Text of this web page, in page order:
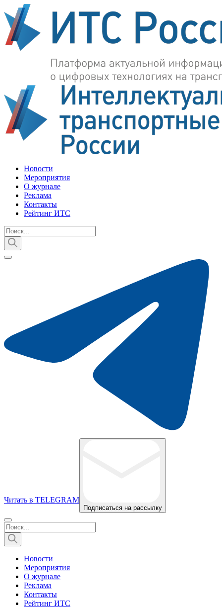
Новости
Мероприятия
О журнале
Реклама
Контакты
Рейтинг ИТС
Читать в TELEGRAM
Подписаться на рассылку
Новости
Мероприятия
О журнале
Реклама
Контакты
Рейтинг ИТС